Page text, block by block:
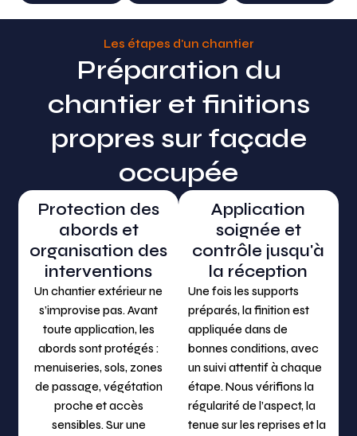
Les étapes d'un chantier
Préparation du
chantier et finitions
propres sur façade
occupée
Protection des
abords et
organisation des
interventions
Un chantier extérieur ne
s’improvise pas. Avant
toute application, les
abords sont protégés :
menuiseries, sols, zones
de passage, végétation
proche et accès
sensibles. Sur une
Application
soignée et
contrôle jusqu'à
la réception
Une fois les supports
préparés, la finition est
appliquée dans de
bonnes conditions, avec
un suivi attentif à chaque
étape. Nous vérifions la
régularité de l’aspect, la
tenue sur les reprises et la